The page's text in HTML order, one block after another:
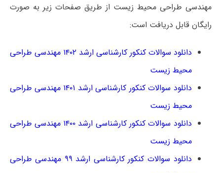
مهندسی طراحی محیط زیست از طریق صفحات زیر به صورت
رایگان قابل دریافت است:
دانلود سوالات کنکور کارشناسی ارشد ۱۴۰۲ مهندسی طراحی
محیط زیست
دانلود سوالات کنکور کارشناسی ارشد ۱۴۰۱ مهندسی طراحی
محیط زیست
دانلود سوالات کنکور کارشناسی ارشد ۱۴۰۰ مهندسی طراحی
محیط زیست
دانلود سوالات کنکور کارشناسی ارشد ۹۹ مهندسی طراحی